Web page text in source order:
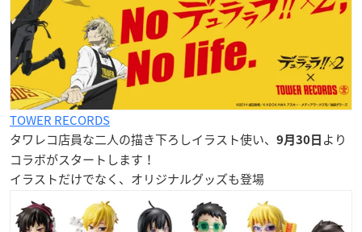
TOWER RECORDS
タワレコ店員な二人の描き下ろしイラスト使い、
9月30日 より
コラボがスタートします！
イラストだけでなく、オリジナルグッズも登場